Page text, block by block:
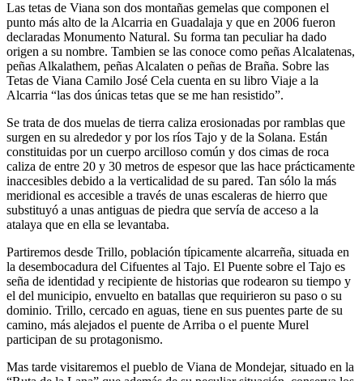
Las tetas de Viana son dos montañas gemelas que componen el
punto más alto de la Alcarria en Guadalaja y que en 2006 fueron
declaradas Monumento Natural. Su forma tan peculiar ha dado
origen a su nombre. Tambien se las conoce como peñas Alcalatenas,
peñas Alkalathem, peñas Alcalaten o peñas de Braña. Sobre las
Tetas de Viana Camilo José Cela cuenta en su libro Viaje a la
Alcarria “las dos únicas tetas que se me han resistido”.
Se trata de dos muelas de tierra caliza erosionadas por ramblas que
surgen en su alrededor y por los ríos Tajo y de la Solana. Están
constituidas por un cuerpo arcilloso común y dos cimas de roca
caliza de entre 20 y 30 metros de espesor que las hace prácticamente
inaccesibles debido a la verticalidad de su pared. Tan sólo la más
meridional es accesible a través de unas escaleras de hierro que
substituyó a unas antiguas de piedra que servía de acceso a la
atalaya que en ella se levantaba.
Partiremos desde Trillo, población típicamente alcarreña, situada en
la desembocadura del Cifuentes al Tajo. El Puente sobre el Tajo es
seña de identidad y recipiente de historias que rodearon su tiempo y
el del municipio, envuelto en batallas que requirieron su paso o su
dominio. Trillo, cercado en aguas, tiene en sus puentes parte de su
camino, más alejados el puente de Arriba o el puente Murel
participan de su protagonismo.
Mas tarde visitaremos el pueblo de Viana de Mondejar, situado en la